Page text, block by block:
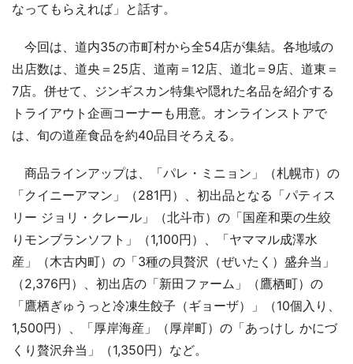
なってもらえれば」と話す。
今回は、道内35の市町村から全54店が集結。各地域の
出店数は、道央＝25店、道南＝12店、道北＝9店、道東＝
7店。併せて、ジンギスカン特集や隠れた名品を紹介する
トライアウト企画コーナーも用意。オンラインストアで
は、旬の道産食品を約40品目そろえる。
商品ラインアップは、「パレ・ミニョン」（札幌市）の
「クイニーアマン」（281円）、初出品となる「パティス
リー ジョリ・クレール」（北斗市）の「国産和栗の生絞
りモンブランソフト」（1,100円）、「ヤママル成澤水
産」（木古内町）の「3種の貝贅沢（ぜいたく）盛弁当」
（2,376円）、初出店の「新田ファーム」（鷹栖町）の
「鷹栖ぎゅうっと冷凍生餃子（ギョーザ）」（10個入り、
1,500円）、「厚岸海産」（厚岸町）の「あっけし かにづ
くり贅沢弁当」（1,350円）など。